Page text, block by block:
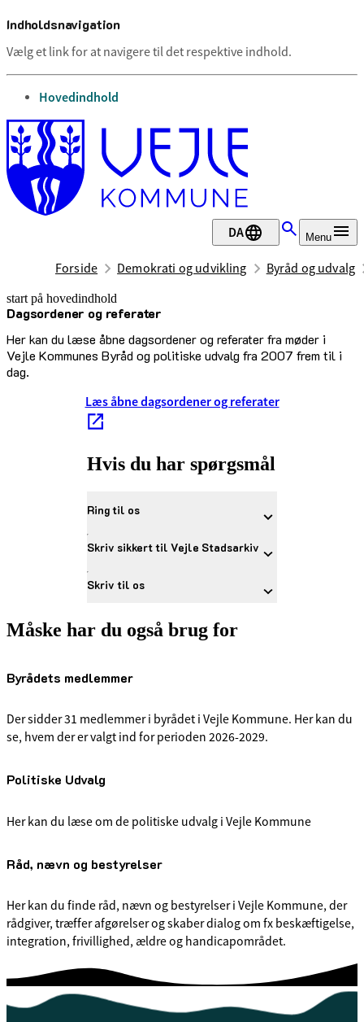
Indholdsnavigation
Vælg et link for at navigere til det respektive indhold.
gå til
Hovedindhold
DA Menu
Forside Demokrati og udvikling Byråd og udvalg
start på hovedindhold
Dagsordener og referater
Her kan du læse åbne dagsordener og referater fra møder i
Vejle Kommunes Byråd og politiske udvalg fra 2007 frem til i
dag.
senest opdateret 29. april 2026
Læs åbne dagsordener og referater
Hvis du har spørgsmål
Ring til os
Skriv sikkert til Vejle Stadsarkiv
Skriv til os
Måske har du også brug for
Byrådets medlemmer
Der sidder 31 medlemmer i byrådet i Vejle Kommune. Her kan du
se, hvem der er valgt ind for perioden 2026-2029.
Politiske Udvalg
Her kan du læse om de politiske udvalg i Vejle Kommune
Råd, nævn og bestyrelser
Her kan du finde råd, nævn og bestyrelser i Vejle Kommune, der
rådgiver, træffer afgørelser og skaber dialog om fx beskæftigelse,
integration, frivillighed, ældre og handicapområdet.